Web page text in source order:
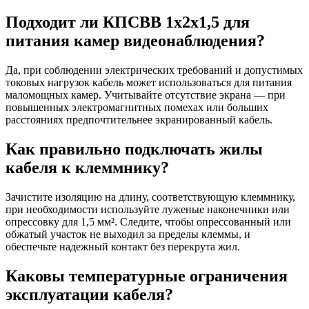
Подходит ли КПСВВ 1х2х1,5 для
питания камер видеонаблюдения?
Да, при соблюдении электрических требований и допустимых
токовых нагрузок кабель может использоваться для питания
маломощных камер. Учитывайте отсутствие экрана — при
повышенных электромагнитных помехах или больших
расстояниях предпочтительнее экранированный кабель.
Как правильно подключать жилы
кабеля к клеммнику?
Зачистите изоляцию на длину, соответствующую клеммнику,
при необходимости используйте луженые наконечники или
опрессовку для 1,5 мм². Следите, чтобы опрессованный или
обжатый участок не выходил за пределы клеммы, и
обеспечьте надежный контакт без перекрута жил.
Каковы температурные ограничения
эксплуатации кабеля?